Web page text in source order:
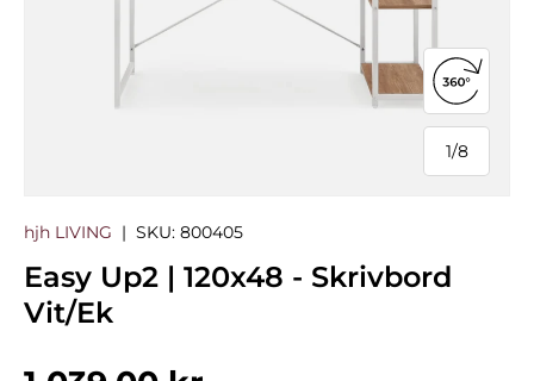
1/
från
8
Öppna
hjh LIVING | SKU: 800405
Easy Up2 | 120x48 - Skrivbord
Vit/Ek